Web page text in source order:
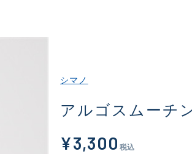
シマノ
アルゴスムーチ
¥3,300 税込